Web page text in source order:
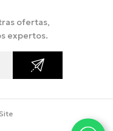
ofertas,
expertos.